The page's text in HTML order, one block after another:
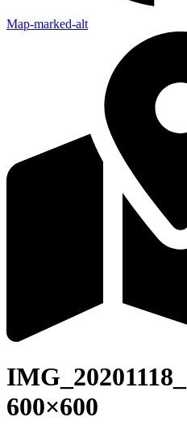
Map-marked-alt
600×600